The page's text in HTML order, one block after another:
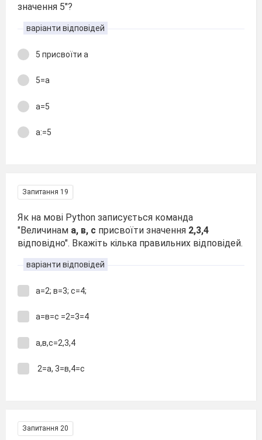
значення 5"?
варіанти відповідей
5 присвоїти а
5=а
а=5
а:=5
Запитання 19
Як на мові Python записується команда
"Величинам а, в, с присвоїти значення 2,3,4
відповідно". Вкажіть кілька правильних відповідей.
варіанти відповідей
а=2; в=3; с=4;
а=в=с =2=3=4
а,в,с=2,3,4
2=а, 3=в,4=с
Запитання 20